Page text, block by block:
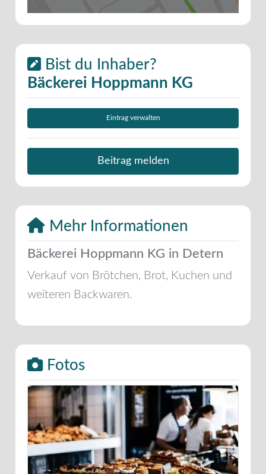
Bist du Inhaber?
Bäckerei Hoppmann KG
Eintrag verwalten
Beitrag melden
Mehr Informationen
Bäckerei Hoppmann KG in Detern
Verkauf von Brötchen, Brot, Kuchen und
weiteren Backwaren.
Fotos